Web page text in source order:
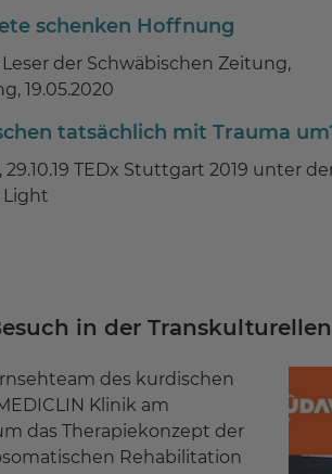
schenken Hoffnung
der Schwäbischen Zeitung,
19.05.2020
tatsächlich mit Trauma
TEDx Stuttgart 2019 unter
Light
in der
des kurdischen
Klinik am
das Therapiekonzept der
Rehabilitation